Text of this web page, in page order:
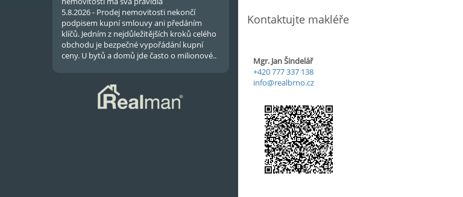
5.8.2026 - Prodej nemovitosti nekončí
podpisem kupní smlouvy ani předáním
klíčů. Jedním z nejdůležitějších kroků celého
obchodu je bezpečné vypořádání kupní
ceny. U bytů a domů jde často o milionové..
Kontaktujte makléře
Mgr. Jan Šindelář
+420 777 337 138
info@realbrno.cz